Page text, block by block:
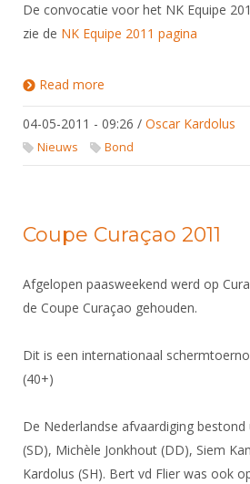
De convocatie voor het NK Equipe
zie de NK Equipe 2011 pagina
Read more
04-05-2011 - 09:26 / Oscar Kardolus
Nieuws Bond
Coupe Curaçao 2011
Afgelopen paasweekend werd op
de Coupe Curaçao gehouden.
Dit is een internationaal
(40+)
De Nederlandse afvaardiging bestond
(SD), Michèle Jonkhout (DD), Siem
Kardolus (SH). Bert vd Flier was ook